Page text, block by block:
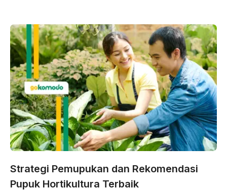
Strategi Pemupukan dan Rekomendasi
Pupuk Hortikultura Terbaik